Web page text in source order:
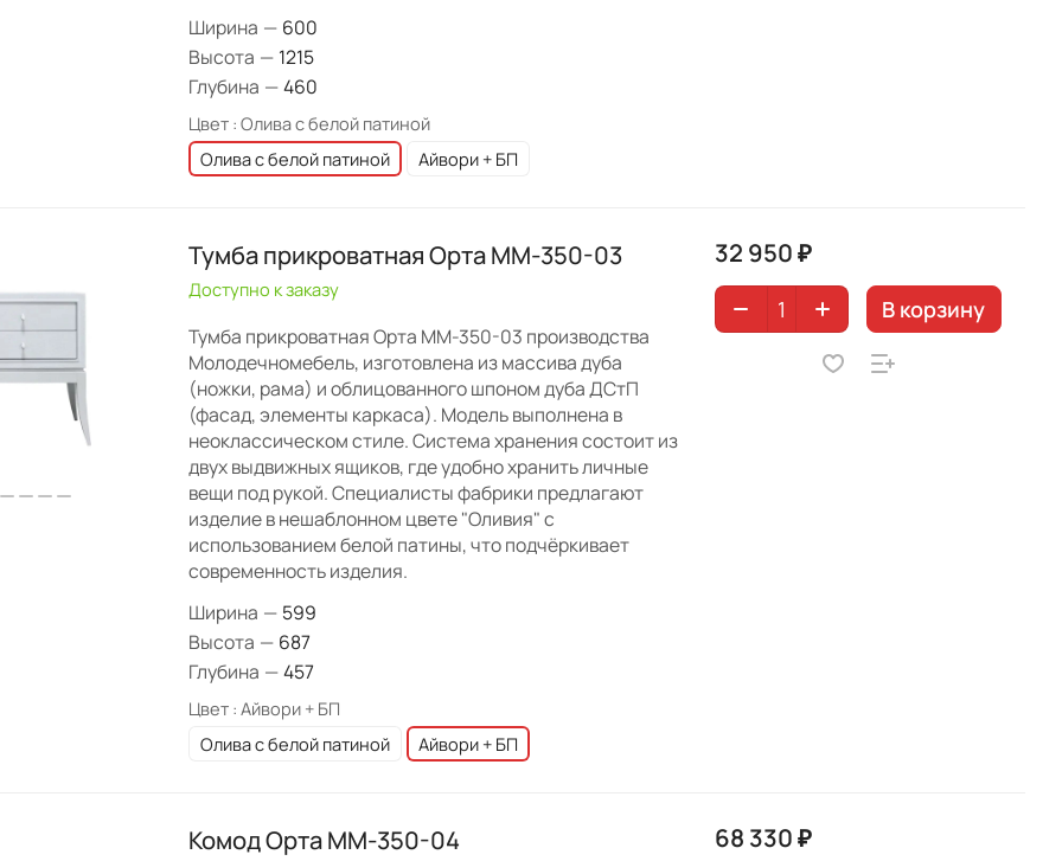
Ширина — 600
Высота — 1215
Глубина —460
Цвет : Олива с белой патиной
Олива с белой патиной
Айвори + БП
Тумба прикроватная Орта ММ-350-03
Доступно к заказу
Тумба прикроватная Орта ММ-350-03 производства
Молодечномебель, изготовлена из массива дуба
(ножки, рама) и облицованного шпоном дуба ДСтП
(фасад, элементы каркаса). Модель выполнена в
неоклассическом стиле. Система хранения состоит из
двух выдвижных ящиков, где удобно хранить личные
вещи под рукой. Специалисты фабрики предлагают
изделие в нешаблонном цвете "Оливия" с
использованием белой патины, что подчёркивает
современность изделия.
Ширина — 599
Высота — 687
Глубина —457
Цвет : Айвори + БП
Олива с белой патиной
Айвори + БП
32 950 ₽
В корзину
Комод Орта ММ-350-04 68 330 ₽